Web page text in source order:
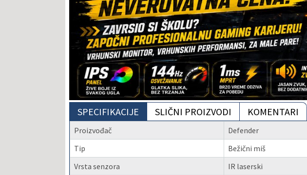
SPECIFIKACIJE SLIČNI PROIZVODI KOMENTARI
Proizvođač
Defender
Tip
Bežični miš
Vrsta senzora
IR laserski